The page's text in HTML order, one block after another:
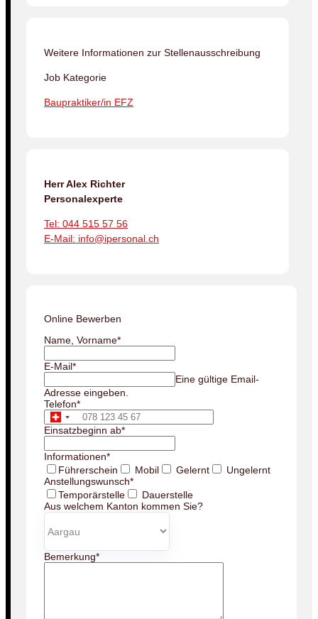
Weitere Informationen zur Stellenausschreibung
Job Kategorie
Baupraktiker/in EFZ
Herr Alex Richter
Personalexperte
Tel: 044 515 57 56
E-Mail: info@ipersonal.ch
Online Bewerben
Name, Vorname*
E-Mail*
Eine gültige Email-
Adresse eingeben.
Telefon*
Einsatzbeginn ab*
Informationen*
Führerschein
Mobil Gelernt
Ungelernt
Anstellungswunsch*
Temporärstelle
Dauerstelle
Aus welchem Kanton kommen Sie?
Bemerkung*